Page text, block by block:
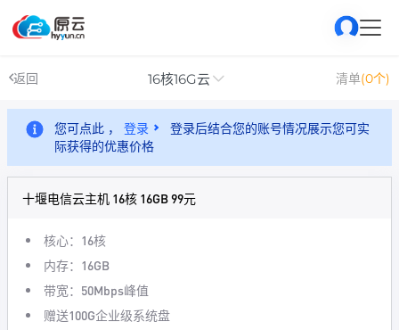
返回 16核16G云 清单(0个)
您可点此 ， 登录
登录后结合您的账号情况展示您可实
际获得的优惠价格
十堰电信云主机 16核 16GB 99元
核心：16核
内存：16GB
带宽：50Mbps峰值
赠送100G企业级系统盘